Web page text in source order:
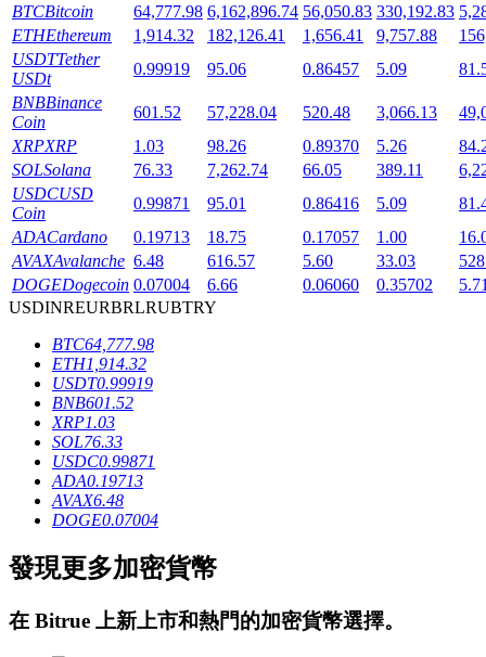
Launchpool
活期質押獲得熱門資產
鎖倉BTR
輕鬆獲得多重福利
BTCBitcoin 64,777.98 6,162,896.74 56,050.83 330,192.83
ETHEthereum 1,914.32 182,126.41 1,656.41 9,757.88
USDTTether
USDt
0.99919 95.06 0.86457 5.09
BNBBinance
Coin
601.52 57,228.04 520.48 3,066.13
XRPXRP 1.03 98.26 0.89370 5.26
SOLSolana 76.33 7,262.74 66.05 389.11
USDCUSD
Coin
0.99871 95.01 0.86416 5.09
ADACardano 0.19713 18.75 0.17057 1.00
AVAXAvalanche 6.48 616.57 5.60 33.03
DOGEDogecoin 0.07004 6.66 0.06060 0.35702
USDINREURBRLRUBTRY
BTC64,777.98
ETH1,914.32
USDT0.99919
BNB601.52
XRP1.03
SOL76.33
USDC0.99871
ADA0.19713
AVAX6.48
DOGE0.07004
發現更多加密貨幣
在 Bitrue 上新上市和熱門的加密貨幣選擇。